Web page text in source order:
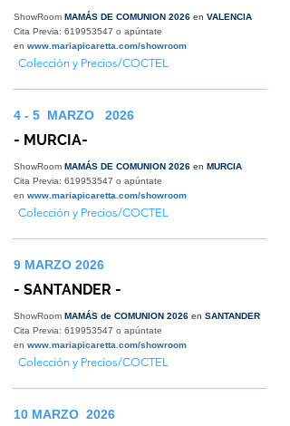
ShowRoom MAMÁS DE COMUNION 2026 en VALENCIA
Cita Previa: 619953547 o apúntate
en www.mariapicaretta.com/showroom
Colección y Precios/COCTEL
4 - 5 MARZO 2026
- MURCIA-
ShowRoom MAMÁS DE COMUNION 2026 en MURCIA
Cita Previa: 619953547 o apúntate
en www.mariapicaretta.com/showroom
Colección y Precios/COCTEL
9 MARZO 2026
- SANTANDER -
ShowRoom MAMÁS de COMUNION 2026 en SANTANDER
Cita Previa: 619953547 o apúntate
en www.mariapicaretta.com/showroom
Colección y Precios/COCTEL
10 MARZO 2026